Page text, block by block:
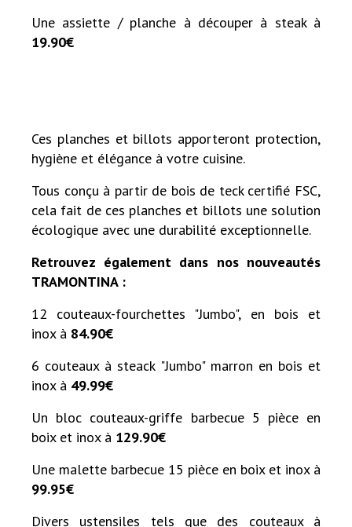
Une assiette / planche à découper à steak à
19.90€
Ces planches et billots apporteront protection,
hygiène et élégance à votre cuisine.
Tous conçu à partir de bois de teck certifié FSC,
cela fait de ces planches et billots une solution
écologique avec une durabilité exceptionnelle.
Retrouvez également dans nos nouveautés
TRAMONTINA :
12 couteaux-fourchettes "Jumbo", en bois et
inox à 84.90€
6 couteaux à steack "Jumbo" marron en bois et
inox à 49.99€
Un bloc couteaux-griffe barbecue 5 pièce en
boix et inox à 129.90€
Une malette barbecue 15 pièce en boix et inox à
99.95€
Divers ustensiles tels que des couteaux à